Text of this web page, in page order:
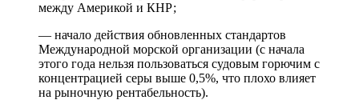
между Америкой и КНР;
— начало действия обновленных стандартов
Международной морской организации (с начала
этого года нельзя пользоваться судовым горючим с
концентрацией серы выше 0,5%, что плохо влияет
на рыночную рентабельность).